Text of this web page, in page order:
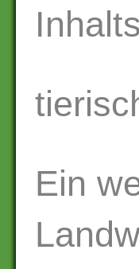
Ein